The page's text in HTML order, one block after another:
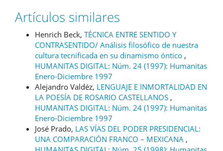
Artículos similares
Henrich Beck, TÉCNICA ENTRE SENTIDO Y
CONTRASENTIDO/ Análisis filosófico de nuestra
cultura tecnificada en su dinamismo óntico ,
HUMANITAS DIGITAL: Núm. 24 (1997): Humanitas
Enero-Diciembre 1997
Alejandro Valdéz, LENGUAJE E INMORTALIDAD EN
LA POESÍA DE ROSARIO CASTELLANOS ,
HUMANITAS DIGITAL: Núm. 24 (1997): Humanitas
Enero-Diciembre 1997
José Prado, LAS VÍAS DEL PODER PRESIDENCIAL:
UNA COMPARACIÓN FRANCO – MEXICANA ,